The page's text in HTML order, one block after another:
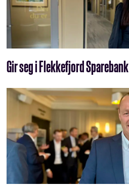
Gir seg i Flekkefjord Sparebank